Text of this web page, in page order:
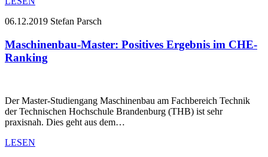
06.12.2019 Stefan Parsch
Maschinenbau-Master: Positives Ergebnis im CHE-
Ranking
Der Master-Studiengang Maschinenbau am Fachbereich Technik
der Technischen Hochschule Brandenburg (THB) ist sehr
praxisnah. Dies geht aus dem…
LESEN